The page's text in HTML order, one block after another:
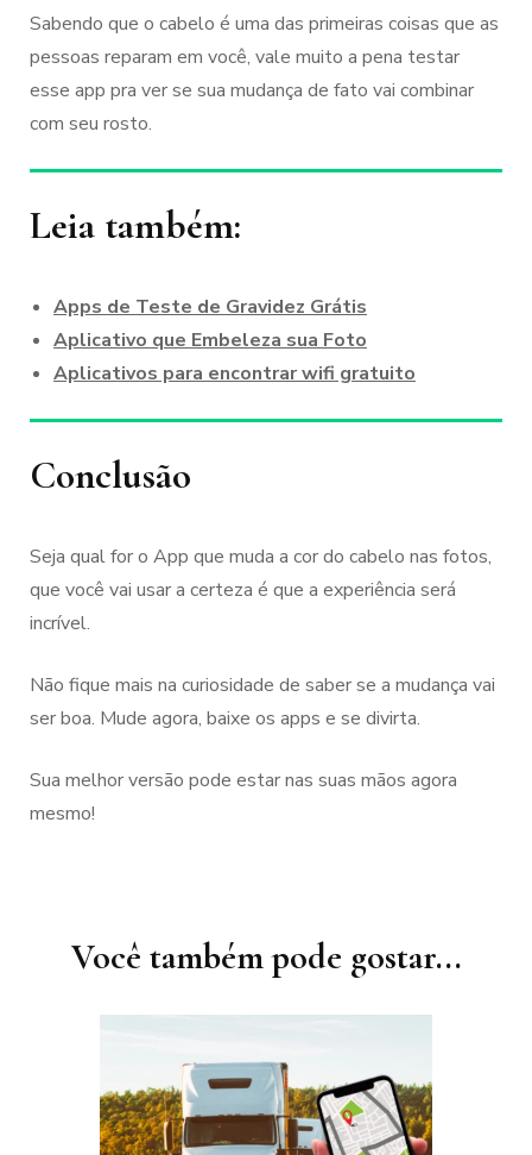
Sabendo que o cabelo é uma das primeiras coisas que as
pessoas reparam em você, vale muito a pena testar
esse app pra ver se sua mudança de fato vai combinar
com seu rosto.
Leia também:
Apps de Teste de Gravidez Grátis
Aplicativo que Embeleza sua Foto
Aplicativos para encontrar wifi gratuito
Conclusão
Seja qual for o App que muda a cor do cabelo nas fotos,
que você vai usar a certeza é que a experiência será
incrível.
Não fique mais na curiosidade de saber se a mudança vai
ser boa. Mude agora, baixe os apps e se divirta.
Sua melhor versão pode estar nas suas mãos agora
mesmo!
postVocê também pode gostar...